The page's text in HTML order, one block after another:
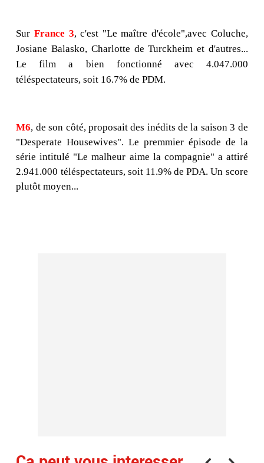
SurFrance 3, c'est "Le maître d'école",avec Coluche,
Josiane Balasko, Charlotte de Turckheim et d'autres...
Le film a bien fonctionné avec 4.047.000
téléspectateurs, soit 16.7% de PDM.
M6, de son côté, proposait des inédits de la saison 3 de
"Desperate Housewives". Le premmier épisode de la
série intitulé "Le malheur aime la compagnie" a attiré
2.941.000 téléspectateurs, soit 11.9% de PDA. Un score
plutôt moyen...